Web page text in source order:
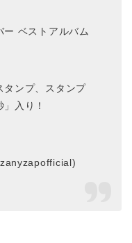
ー ベストアルバム
タンプ、スタンプ
入り！